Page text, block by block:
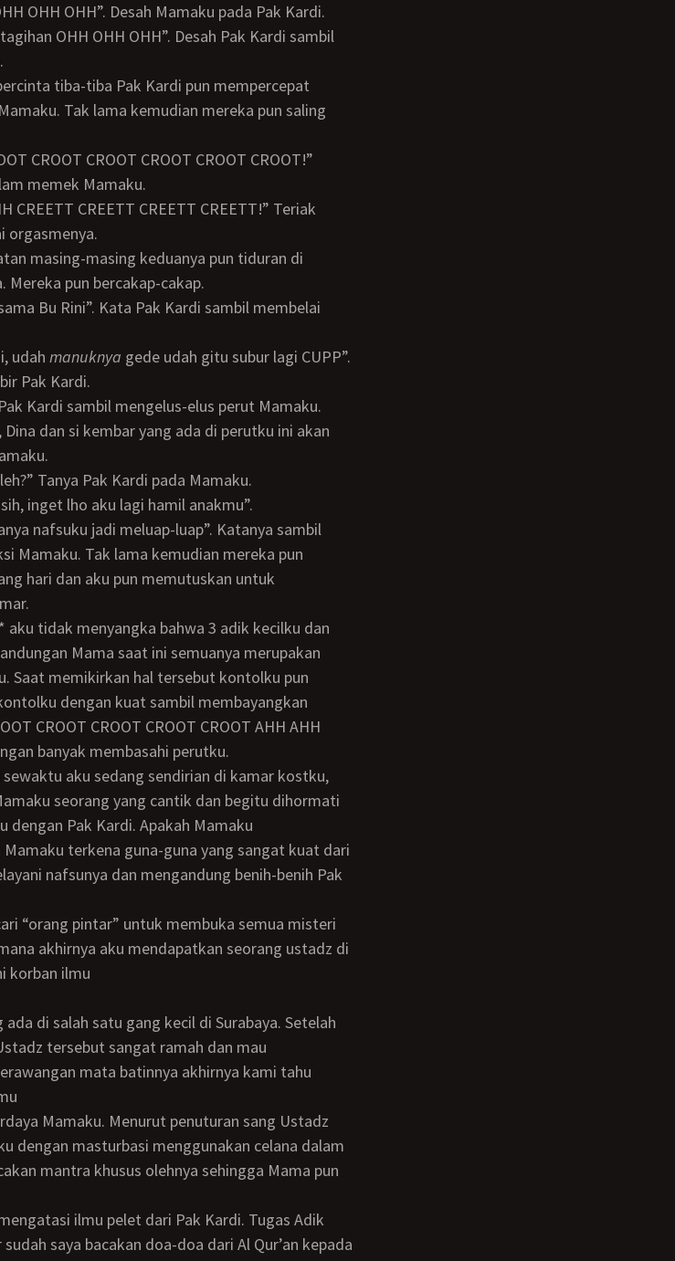
OHH OHH”. Desah Mamaku pada Pak Kardi.
Tak lama kemudian mereka pun saling
memek Mamaku.
orgasmenya.
Mereka pun bercakap-cakap.
udah manuknya gede udah gitu subur lagi CUPP”.
Pak Kardi.
Pak Kardi sambil mengelus-elus perut Mamaku.
Tanya Pak Kardi pada Mamaku.
sih, inget lho aku lagi hamil anakmu”.
Mamaku. Tak lama kemudian mereka pun
hari dan aku pun memutuskan untuk
Mama saat ini semuanya merupakan
Saat memikirkan hal tersebut kontolku pun
dengan kuat sambil membayangkan
CROOT CROOT CROOT CROOT AHH AHH
banyak membasahi perutku.
seorang yang cantik dan begitu dihormati
dengan Pak Kardi. Apakah Mamaku
Mamaku terkena guna-guna yang sangat kuat dari
nafsunya dan mengandung benih-benih Pak
akhirnya aku mendapatkan seorang ustadz di
korban ilmu
tersebut sangat ramah dan mau
mata batinnya akhirnya kami tahu
Mamaku. Menurut penuturan sang Ustadz
dengan masturbasi menggunakan celana dalam
mantra khusus olehnya sehingga Mama pun
saya bacakan doa-doa dari Al Qur’an kepada